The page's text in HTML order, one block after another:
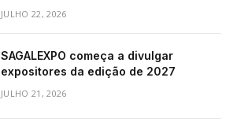
JULHO 22, 2026
SAGALEXPO começa a divulgar
expositores da edição de 2027
JULHO 21, 2026